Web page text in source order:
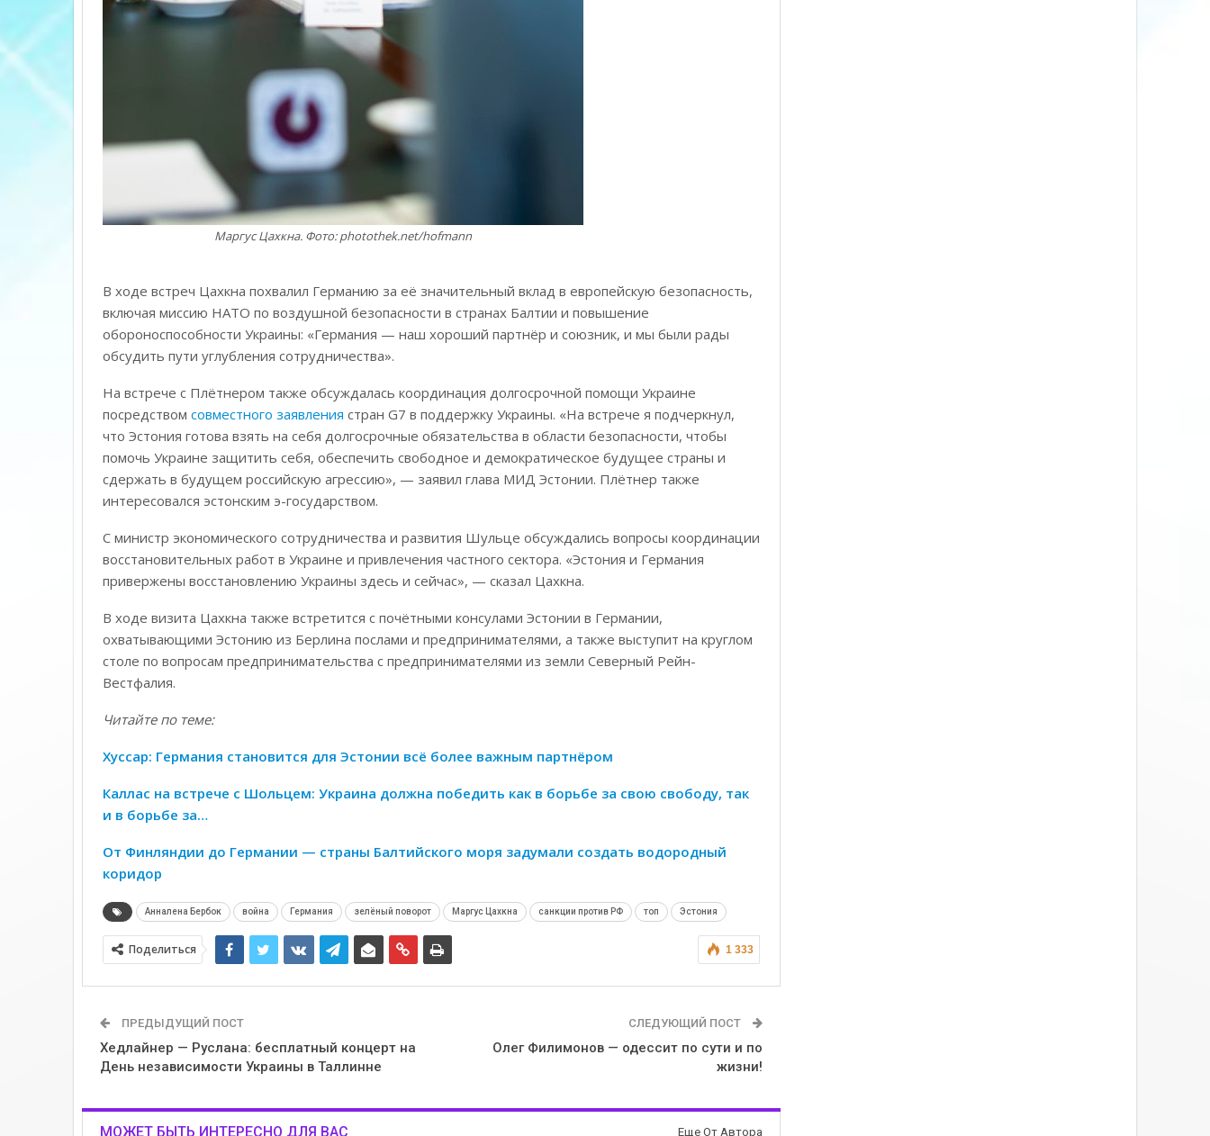
Маргус Цахкна. Фото: photothek.net/hofmann
В ходе встреч Цахкна похвалил Германию за её значительный вклад в европейскую безопасность,
включая миссию НАТО по воздушной безопасности в странах Балтии и повышение
обороноспособности Украины: «Германия — наш хороший партнёр и союзник, и мы были рады
обсудить пути углубления сотрудничества».
На встрече с Плётнером также обсуждалась координация долгосрочной помощи Украине
посредством совместного заявления стран G7 в поддержку Украины. «На встрече я подчеркнул,
что Эстония готова взять на себя долгосрочные обязательства в области безопасности, чтобы
помочь Украине защитить себя, обеспечить свободное и демократическое будущее страны и
сдержать в будущем российскую агрессию», — заявил глава МИД Эстонии. Плётнер также
интересовался эстонским э-государством.
С министр экономического сотрудничества и развития Шульце обсуждались вопросы координации
восстановительных работ в Украине и привлечения частного сектора. «Эстония и Германия
привержены восстановлению Украины здесь и сейчас», — сказал Цахкна.
В ходе визита Цахкна также встретится с почётными консулами Эстонии в Германии,
охватывающими Эстонию из Берлина послами и предпринимателями, а также выступит на круглом
столе по вопросам предпринимательства с предпринимателями из земли Северный Рейн-
Вестфалия.
Читайте по теме:
Хуссар: Германия становится для Эстонии всё более важным партнёром
Каллас на встрече с Шольцем: Украина должна победить как в борьбе за свою свободу, так
и в борьбе за…
От Финляндии до Германии — страны Балтийского моря задумали создать водородный
коридор
Анналена Бербок война Германия зелёный поворот Маргус Цахкна санкции против РФ топ Эстония
1 333
Поделиться
ПРЕДЫДУЩИЙ ПОСТ
Хедлайнер — Руслана: бесплатный концерт на
День независимости Украины в Таллинне
СЛЕДУЮЩИЙ ПОСТ
Олег Филимонов — одессит по сути и по
жизни!
МОЖЕТ БЫТЬ ИНТЕРЕСНО ДЛЯ ВАС Еще От Автора